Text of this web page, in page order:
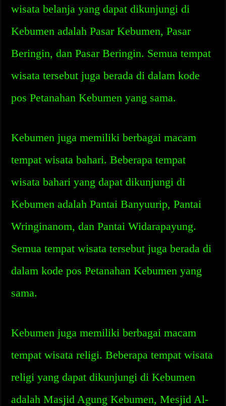
wisata belanja yang dapat dikunjungi di
Kebumen adalah Pasar Kebumen, Pasar
Beringin, dan Pasar Beringin. Semua tempat
wisata tersebut juga berada di dalam kode
pos Petanahan Kebumen yang sama.
Kebumen juga memiliki berbagai macam
tempat wisata bahari. Beberapa tempat
wisata bahari yang dapat dikunjungi di
Kebumen adalah Pantai Banyuurip, Pantai
Wringinanom, dan Pantai Widarapayung.
Semua tempat wisata tersebut juga berada di
dalam kode pos Petanahan Kebumen yang
sama.
Kebumen juga memiliki berbagai macam
tempat wisata religi. Beberapa tempat wisata
religi yang dapat dikunjungi di Kebumen
adalah Masjid Agung Kebumen, Mesjid Al-